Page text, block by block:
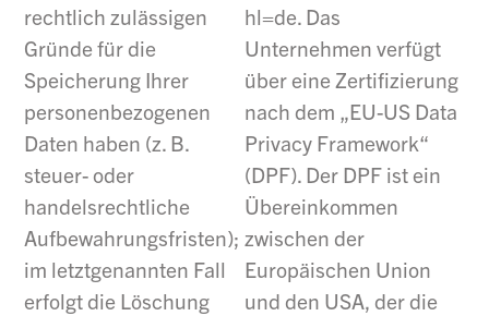
rechtlich zulässigen
Gründe für die
Speicherung Ihrer
personenbezogenen
Daten haben (z. B.
steuer- oder
handelsrechtliche
Aufbewahrungsfristen);
im letztgenannten Fall
erfolgt die Löschung
hl=de. Das
Unternehmen verfügt
über eine Zertifizierung
nach dem „EU-US Data
Privacy Framework“
(DPF). Der DPF ist ein
Übereinkommen
zwischen der
Europäischen Union
und den USA, der die